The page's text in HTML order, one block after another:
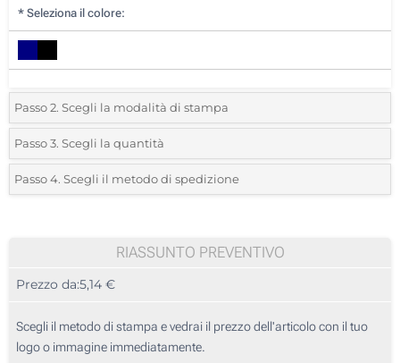
* Seleziona il colore:
Passo 2. Scegli la modalità di stampa
*Seleziona la posizione di stampa e il colore del vostro logo:
1 Colore (Su un lato)
3 Colori (Su un lato)
Transfer digitale full color (Su un lato)
Passo 3. Scegli la quantità
*Quantità desiderata:
10
25
50
Passo 4. Scegli il metodo di spedizione
RIASSUNTO PREVENTIVO
Prezzo da:5,14 €
Scegli il metodo di stampa e vedrai il prezzo dell'articolo con il tuo
logo o immagine immediatamente.